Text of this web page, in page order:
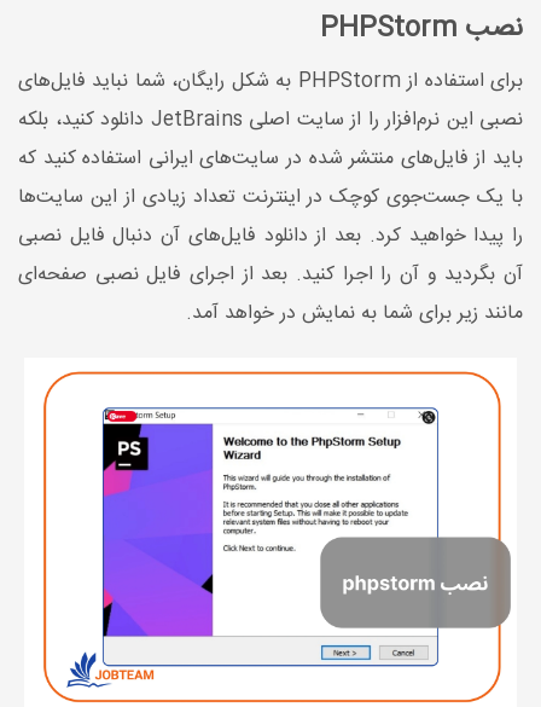
نصب PHPStorm
برای استفاده از PHPStorm به شکل رایگان، شما نباید فایل‌های
نصبی این نرم‌افزار را از سایت اصلی JetBrains دانلود کنید، بلکه
باید از فایل‌های منتشر شده در سایت‌های ایرانی استفاده کنید که
با یک جست‌جوی کوچک در اینترنت تعداد زیادی از این سایت‌ها
را پیدا خواهید کرد. بعد از دانلود فایل‌های آن دنبال فایل نصبی
آن بگردید و آن را اجرا کنید. بعد از اجرای فایل نصبی صفحه‌ای
مانند زیر برای شما به نمایش در خواهد آمد.